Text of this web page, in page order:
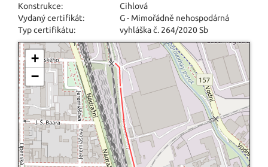
Konstrukce:
Cihlová
Vydaný certifikát:
G - Mimořádně nehospodárná
Typ certifikátu:
vyhláška č. 264/2020 Sb
+
−